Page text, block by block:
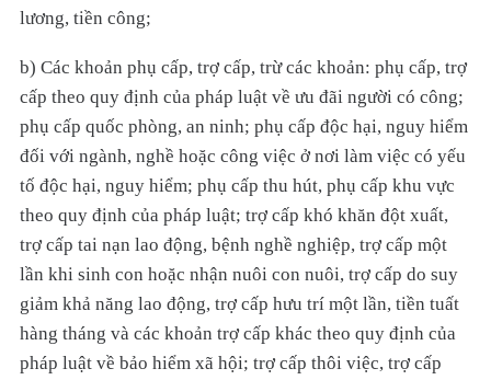
lương, tiền công;
b) Các khoản phụ cấp, trợ cấp, trừ các khoản: phụ cấp, trợ
cấp theo quy định của pháp luật về ưu đãi người có công;
phụ cấp quốc phòng, an ninh; phụ cấp độc hại, nguy hiểm
đối với ngành, nghề hoặc công việc ở nơi làm việc có yếu
tố độc hại, nguy hiểm; phụ cấp thu hút, phụ cấp khu vực
theo quy định của pháp luật; trợ cấp khó khăn đột xuất,
trợ cấp tai nạn lao động, bệnh nghề nghiệp, trợ cấp một
lần khi sinh con hoặc nhận nuôi con nuôi, trợ cấp do suy
giảm khả năng lao động, trợ cấp hưu trí một lần, tiền tuất
hàng tháng và các khoản trợ cấp khác theo quy định của
pháp luật về bảo hiểm xã hội; trợ cấp thôi việc, trợ cấp